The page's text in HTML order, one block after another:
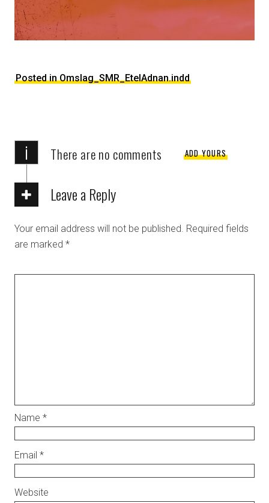
Posted in Omslag_SMR_EtelAdnan.indd
i There are no comments ADD YOURS
Leave a Reply
Your email address will not be published. Required fields
are marked *
Name *
Email *
Website